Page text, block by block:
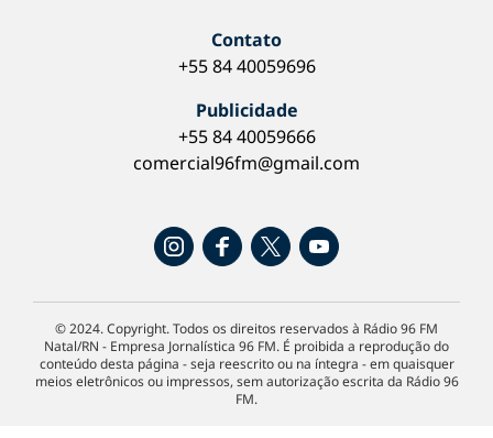
Contato
+55 84 40059696
Publicidade
+55 84 40059666
comercial96fm@gmail.com
© 2024. Copyright. Todos os direitos reservados à Rádio 96 FM
Natal/RN - Empresa Jornalística 96 FM. É proibida a reprodução do
conteúdo desta página - seja reescrito ou na íntegra - em quaisquer
meios eletrônicos ou impressos, sem autorização escrita da Rádio 96
FM.